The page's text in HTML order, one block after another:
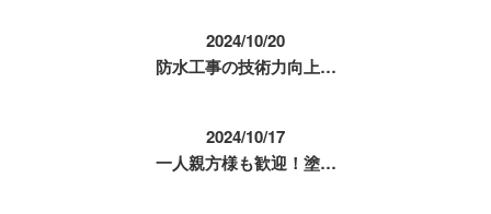
2024/10/20
防水工事の技術力向上…
2024/10/17
一人親方様も歓迎！塗…